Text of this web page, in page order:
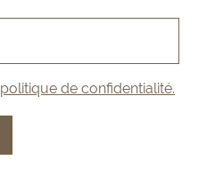
politique de confidentialité.